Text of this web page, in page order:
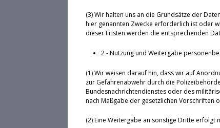
(3) Wir halten uns an die Grundsätze der
hier genannten Zwecke erforderlich ist oder
dieser Fristen werden die entsprechenden
2 - Nutzung und Weitergabe
(1) Wir weisen darauf hin, dass wir auf
zur Gefahrenabwehr durch die
Bundesnachrichtendienstes oder des
nach Maßgabe der gesetzlichen Vorschriften
(2) Eine Weitergabe an sonstige Dritte erfolgt